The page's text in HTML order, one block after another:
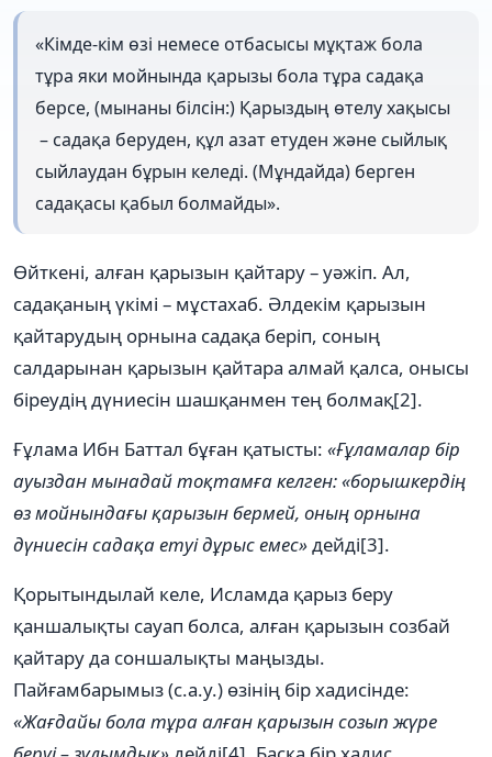
«Кімде-кім өзі немесе отбасысы мұқтаж бола
тұра яки мойнында қарызы бола тұра садақа
берсе, (мынаны білсін:) Қарыздың өтелу хақысы
– садақа беруден, құл азат етуден және сыйлық
сыйлаудан бұрын келеді. (Мұндайда) берген
садақасы қабыл болмайды».
Өйткені, алған қарызын қайтару – уәжіп. Ал,
садақаның үкімі – мұстахаб. Әлдекім қарызын
қайтарудың орнына садақа беріп, соның
салдарынан қарызын қайтара алмай қалса, онысы
біреудің дүниесін шашқанмен тең болмақ[2].
Ғұлама Ибн Баттал бұған қатысты: «Ғұламалар бір
ауыздан мынадай тоқтамға келген: «борышкердің
өз мойнындағы қарызын бермей, оның орнына
дүниесін садақа етуі дұрыс емес»дейді[3].
Қорытындылай келе, Исламда қарыз беру
қаншалықты сауап болса, алған қарызын созбай
қайтару да соншалықты маңызды.
Пайғамбарымыз (с.а.у.) өзінің бір хадисінде:
«Жағдайы бола тұра алған қарызын созып жүре